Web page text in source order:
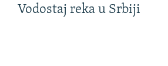
Vodostaj reka u Srbiji